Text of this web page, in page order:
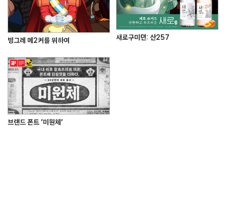
빙그레 메2커를 위하여 새로구미뎐: 산257
브랜드 폰트 ‘미원체’